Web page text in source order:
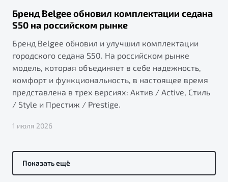
Бренд Belgee обновил комплектации седана
S50 на российском рынке
Бренд Belgee обновил и улучшил комплектации
городского седана S50. На российском рынке
модель, которая объединяет в себе надежность,
комфорт и функциональность, в настоящее время
представлена в трех версиях: Актив / Active, Стиль
/ Style и Престиж / Prestige.
1 июля 2026
Показать ещё